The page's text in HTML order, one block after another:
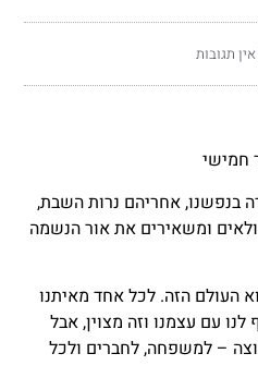
אין תגובות
חמישי
בנפשנו, אחריהם נרות השבת,
ומשאירים את אור הנשמה
העולם הזה. לכל אחד מאיתנו
לנו עם עצמנו וזה מצוין, אבל
– למשפחה, לחברים ולכל